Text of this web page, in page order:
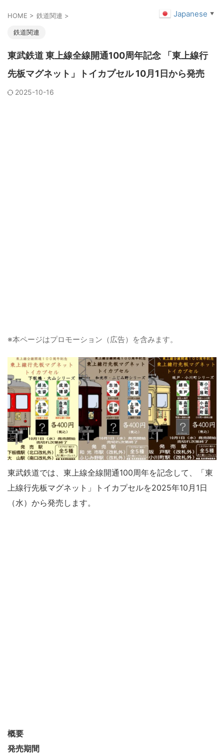
HOME > 鉄道関連 >
鉄道関連
東武鉄道 東上線全線開通100周年記念 「東上線行
先板マグネット」トイカプセル 10月1日から発売
2025-10-16
※本ページはプロモーション（広告）を含みます。
東武鉄道では、東上線全線開通100周年を記念して、「東
上線行先板マグネット」トイカプセルを2025年10月1日
（水）から発売します。
概要
発売期間
Japanese ▼